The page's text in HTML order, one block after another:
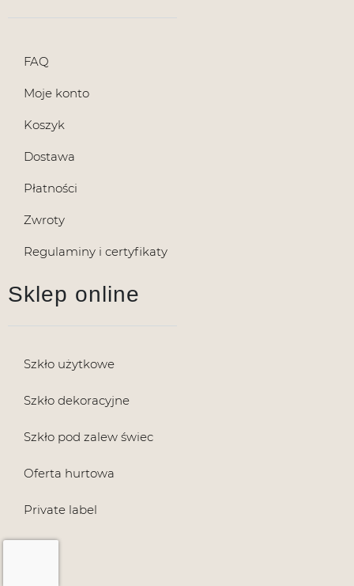
FAQ
Moje konto
Koszyk
Dostawa
Płatności
Zwroty
Regulaminy i certyfikaty
Sklep online
Szkło użytkowe
Szkło dekoracyjne
Szkło pod zalew świec
Oferta hurtowa
Private label